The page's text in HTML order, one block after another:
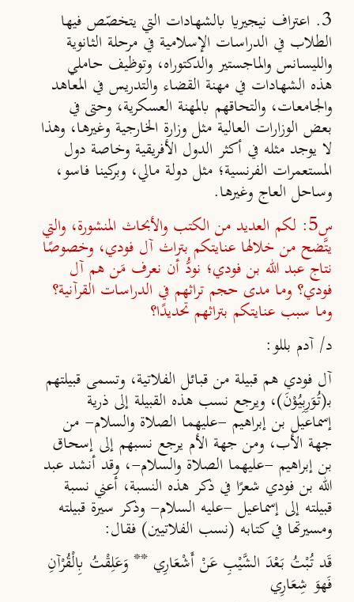
3. اعتراف نيجيريا بالشهادات التي يتخصّص فيها
الطلاب في الدراسات الإسلامية في مرحلة الثانوية
والليسانس والماجستير والدكتوراه، وتوظيف حاملي
هذه الشهادات في مهنة القضاء والتدريس في المعاهد
والجامعات، والتحاقهم بالمهنة العسكرية، وحتى في
بعض الوزارات العالية مثل وزارة الخارجية وغيرها، وهذا
لا يوجد مثله في أكثر الدول الأفريقية وخاصة دول
المستعمرات الفرنسية؛ مثل دولة مالي، وبركينا فاسو،
وساحل العاج وغيرها.
س5: لكم العديد من الكتب والأبحاث المنشورة، والتي
يتَّضح من خلالها عنايتكم بتراث آل فودي، وخصوصًا
نتاج عبد الله بن فودي؛ نودُّ أن نعرف مَن هم آل
فودي؟ وما مدى حجم تراثهم في الدراسات القرآنية؟
وما سبب عنايتكم بتراثهم تحديدًا؟
د/ آدم بللو:
آل فودي هم قبيلة من قبائل الفلاتية، وتسمى قبيلتهم
بـ(تُوَرِبِيُوْنَ)، ويرجع نسب هذه القبيلة إلى ذرية
إسماعيل بن إبراهيم -عليهما الصلاة والسلام- من
جهة الأب، ومن جهة الأم يرجع نسبهم إلى إسحاق
بن إبراهيم -عليهما الصلاة والسلام-، وقد أنشد عبد
الله بن فودي شعرًا في ذكر هذه النسبة، أعني نسبة
قبيلته إلى إسماعيل -عليه السلام- وذكر سيرة قبيلته
ومسيرتها في كتابه (نسب الفلاتيين) فقال:
قَد تُبْتُ بَعْدَ الشَّيْبِ عَنْ أَشْعَارِي ** وَعَلِقْتُ بِالْقُرْآنِ
فَهوَ شِعَارِي